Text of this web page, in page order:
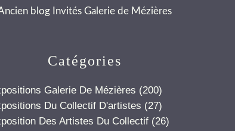
Catégories
Galerie De Mézières (200)
Du Collectif D'artistes (27)
Des Artistes Du Collectif (26)
blog Invités Galerie de Mézières